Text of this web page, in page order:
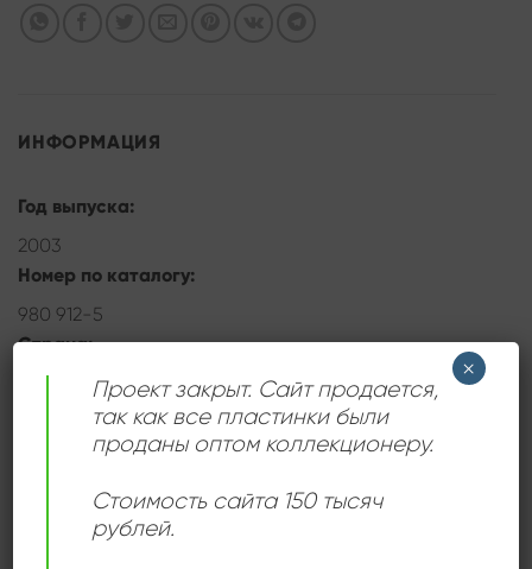
ИНФОРМАЦИЯ
Год выпуска:
2003
Номер по каталогу:
980 912-5
Страна:
Германия
Виниловая пластинка Stereo Type – I’ll Be Around
Проект закрыт. Сайт продается,
так как все пластинки были
проданы оптом коллекционеру.
Стоимость сайта 150 тысяч
рублей.
×